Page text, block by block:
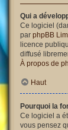
Qui a
Ce logiciel
par phpBB
licence
diffusé
À propos de
Haut
Pourquoi la
Ce logiciel a
vous pensez